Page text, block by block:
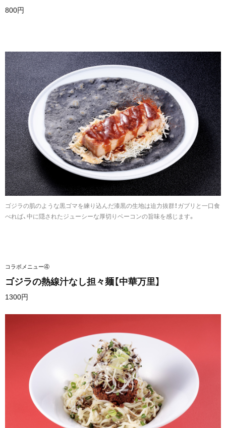
800円
ゴジラの肌のような黒ゴマを練り込んだ漆黒の生地は迫力抜群！ガブリと一口食
べれば、中に隠されたジューシーな厚切りベーコンの旨味を感じます。
コラボメニュー④
ゴジラの熱線汁なし担々麺【中華万里】
1300円